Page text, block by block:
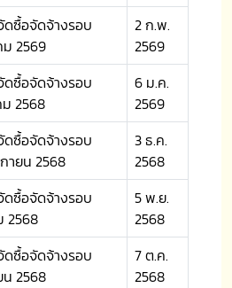
ซื้อจัดจ้างรอบ
2569
2 ก.พ.
2569
ซื้อจัดจ้างรอบ
2568
6 ม.ค.
2569
ซื้อจัดจ้างรอบ
ายน 2568
3 ธ.ค.
2568
ซื้อจัดจ้างรอบ
2568
5 พ.ย.
2568
ซื้อจัดจ้างรอบ
2568
7 ต.ค.
2568